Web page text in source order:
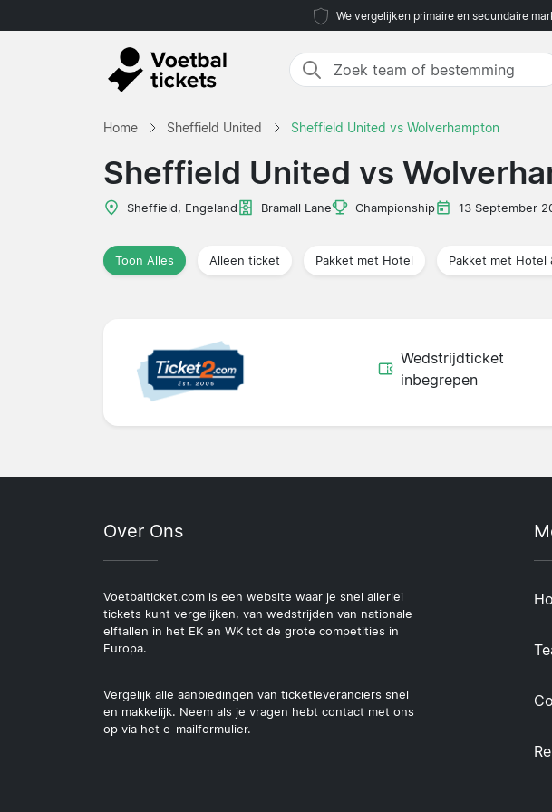
We vergelijken primaire en secundaire
Home Sheffield United Sheffield United vs Wolverhampton
Sheffield United vs
Sheffield, Engeland Bramall Lane Championship 13 September
Toon Alles Alleen ticket Pakket met Hotel Pakket met Hotel
Wedstrijdticket
inbegrepen
Over Ons
Voetbalticket.com is een website waar je snel allerlei
tickets kunt vergelijken, van wedstrijden van nationale
elftallen in het EK en WK tot de grote competities in
Europa.
Vergelijk alle aanbiedingen van ticketleveranciers snel
en makkelijk. Neem als je vragen hebt contact met ons
op via het e-mailformulier.